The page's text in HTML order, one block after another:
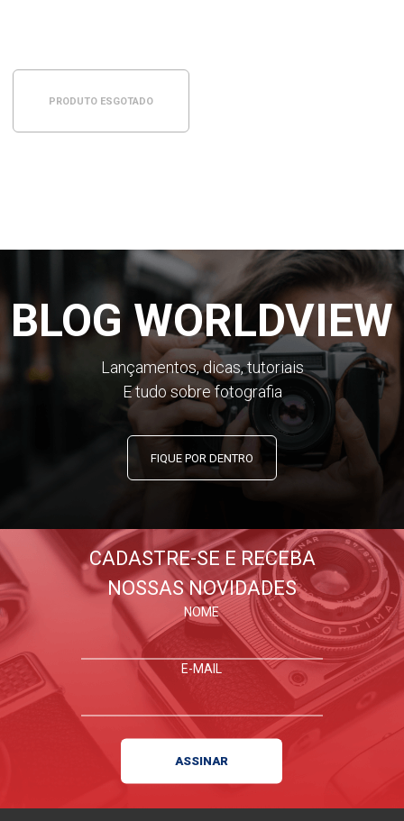
PRODUTO ESGOTADO
BLOG WORLDVIEW
Lançamentos, dicas, tutoriais
E tudo sobre fotografia
FIQUE POR DENTRO
CADASTRE-SE E RECEBA
NOSSAS NOVIDADES
NOME
E-MAIL